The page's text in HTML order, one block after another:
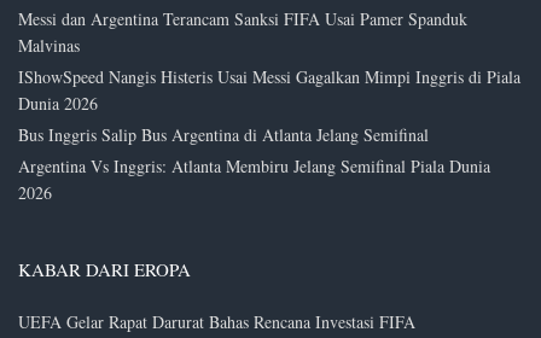
Messi dan Argentina Terancam Sanksi FIFA Usai Pamer Spanduk
Malvinas
IShowSpeed Nangis Histeris Usai Messi Gagalkan Mimpi Inggris di Piala
Dunia 2026
Bus Inggris Salip Bus Argentina di Atlanta Jelang Semifinal
Argentina Vs Inggris: Atlanta Membiru Jelang Semifinal Piala Dunia
2026
KABAR DARI EROPA
UEFA Gelar Rapat Darurat Bahas Rencana Investasi FIFA